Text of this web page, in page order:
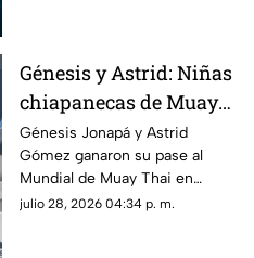
Génesis y Astrid: Niñas
chiapanecas de Muay
Thai buscan apoyo
para representar a
México en Grecia
Génesis Jonapá y Astrid
Gómez ganaron su pase al
Mundial de Muay Thai en
Grecia; buscan patrocinadores
julio 28, 2026 04:34 p. m.